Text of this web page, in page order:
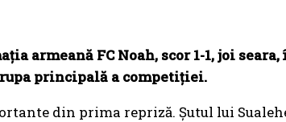
armeană FC Noah, scor 1-1, joi seara,
principală a competiției.
din prima repriză. Șutul lui